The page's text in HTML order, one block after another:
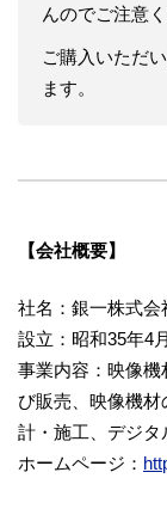
んのでご注意く
ご購入いただ
ます。
【会社概要】
社名：銀一株式会
設立：昭和35年4
事業内容：映像機
び販売、映像機
計・施工、デジタ
ホームページ：